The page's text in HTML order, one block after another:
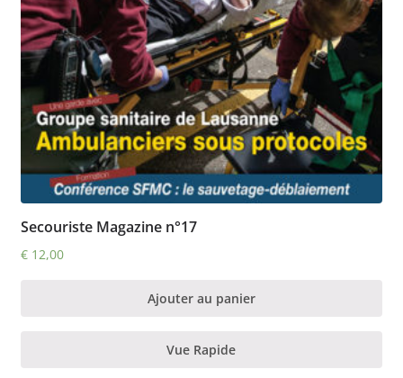
Secouriste Magazine n°17
€12,00
Ajouter au panier
Vue Rapide